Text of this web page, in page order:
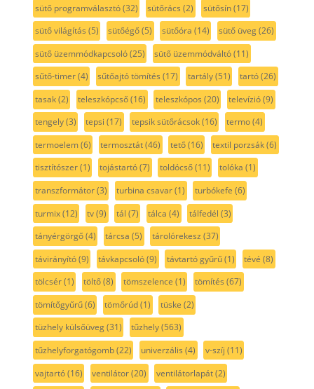
sütő programválasztó(32) sütőrács (2) sütősín(17)
sütő világítás (5) sütőégő(5) sütőóra (14) sütő üveg(26)
sütő üzemmódkapcsoló(25) sütő üzemmódváltó(11)
sűtő-timer(4) sűtőajtó tömítés (17) tartály(51) tartó(26)
tasak(2) teleszkópcső(16) teleszkópos (20) televízió(9)
tengely(3) tepsi (17) tepsik sütőrácsok(16) termo(4)
termoelem(6) termosztát(46) tető(16) textil porzsák(6)
tisztítószer(1) tojástartó(7) toldócső(11) tolóka (1)
transzformátor(3) turbina csavar(1) turbókefe (6)
turmix(12) tv(9) tál (7) tálca (4) tálfedél (3)
tányérgörgő(4) tárcsa (5) tárolórekesz (37)
távirányító(9) távkapcsoló(9) távtartó gyűrű(1) tévé (8)
tölcsér(1) töltő(8) tömszelence (1) tömítés (67)
tömítőgyűrű(6) tömőrúd(1) tüske (2)
tüzhely külsőüveg(31) tűzhely(563)
tűzhelyforgatógomb(22) univerzális (4) v-szíj (11)
vajtartó(16) ventilátor(20) ventilátorlapát(2)